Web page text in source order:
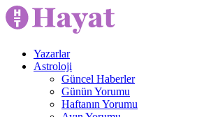
Yazarlar
Astroloji
Güncel Haberler
Günün Yorumu
Haftanın Yorumu